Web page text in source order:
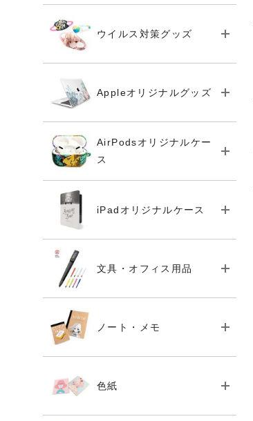
ウイルス対策グッズ
Appleオリジナルグッズ
AirPodsオリジナルケー
ス
iPadオリジナルケース
文具・オフィス用品
ノート・メモ
色紙